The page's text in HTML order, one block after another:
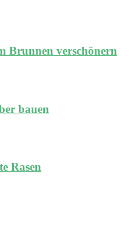
Brunnen verschönern
bauen
Rasen